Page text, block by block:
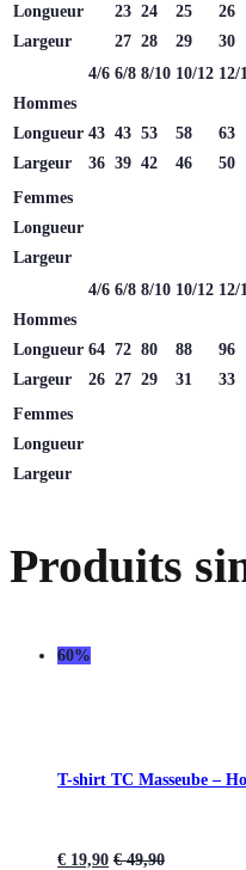
Longueur
23 24 25 26
Largeur
27 28 29 30
4/6 6/8 8/10 10/12 12/
Hommes
Longueur 43 43 53 58 63
Largeur
36 39 42 46 50
Femmes
Longueur
Largeur
4/6 6/8 8/10 10/12 12/
Hommes
Longueur 64 72 80 88 96
Largeur
26 27 29 31 33
Femmes
Longueur
Largeur
Produits
60%
T-shirt TC Masseube –
€ 19,90 €49,90